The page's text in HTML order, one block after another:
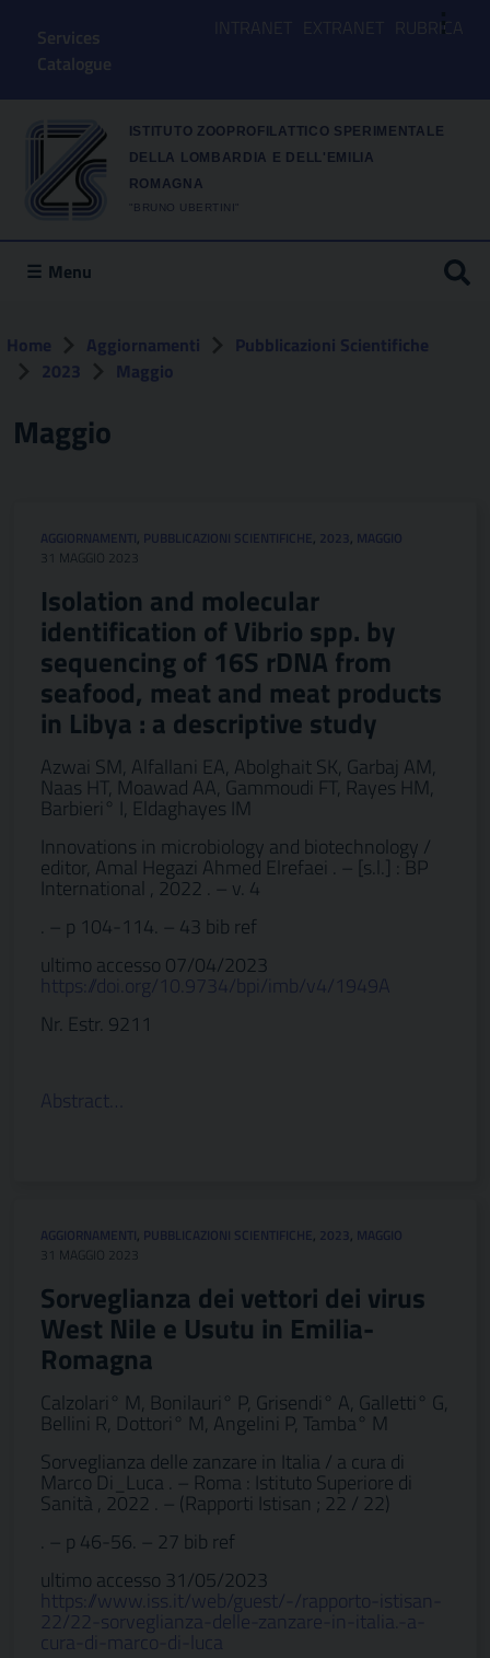
⋮
Services
Catalogue
INTRANET EXTRANET RUBRICA
ISTITUTO ZOOPROFILATTICO SPERIMENTALE
DELLA LOMBARDIA E DELL'EMILIA
ROMAGNA
"BRUNO UBERTINI"
Menu
Home Aggiornamenti
Pubblicazioni Scientifiche
2023
Maggio
Maggio
AGGIORNAMENTI, PUBBLICAZIONI SCIENTIFICHE, 2023, MAGGIO
31 MAGGIO 2023
Isolation and molecular
identification of Vibrio spp. by
sequencing of 16S rDNA from
seafood, meat and meat products
in Libya : a descriptive study
Azwai SM, Alfallani EA, Abolghait SK, Garbaj AM,
Naas HT, Moawad AA, Gammoudi FT, Rayes HM,
Barbieri° I, Eldaghayes IM
Innovations in microbiology and biotechnology /
editor, Amal Hegazi Ahmed Elrefaei . – [s.l.] : BP
International , 2022 . – v. 4
. – p 104-114. – 43 bib ref
ultimo accesso 07/04/2023
https://doi.org/10.9734/bpi/imb/v4/1949A
Nr. Estr. 9211
Abstract…
AGGIORNAMENTI, PUBBLICAZIONI SCIENTIFICHE, 2023, MAGGIO
31 MAGGIO 2023
Sorveglianza dei vettori dei virus
West Nile e Usutu in Emilia-
Romagna
Calzolari° M, Bonilauri° P, Grisendi° A, Galletti° G,
Bellini R, Dottori° M, Angelini P, Tamba° M
Sorveglianza delle zanzare in Italia / a cura di
Marco Di_Luca . – Roma : Istituto Superiore di
Sanità , 2022 . – (Rapporti Istisan ; 22 / 22)
. – p 46-56. – 27 bib ref
ultimo accesso 31/05/2023
https://www.iss.it/web/guest/-/rapporto-istisan-
22/22-sorveglianza-delle-zanzare-in-italia.-a-
cura-di-marco-di-luca